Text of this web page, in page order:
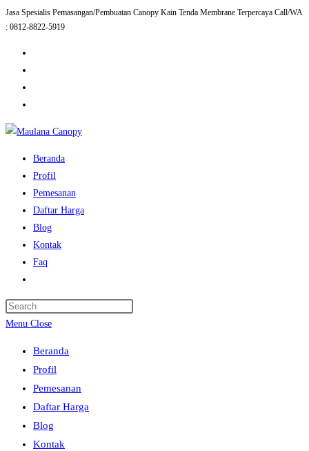
Skip
to
Jasa Spesialis Pemasangan/Pembuatan Canopy Kain Tenda Membrane Terpercaya Call/WA
: 0812-8822-5919
Beranda
Profil
Pemesanan
Daftar Harga
Blog
Kontak
Faq
search
Menu Close
Beranda
Profil
Pemesanan
Daftar Harga
Blog
Kontak